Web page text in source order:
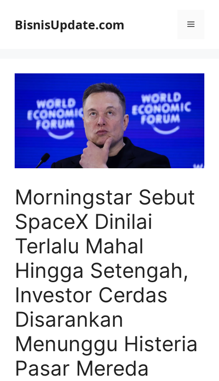
BisnisUpdate.com Menu
Morningstar Sebut
SpaceX Dinilai
Terlalu Mahal
Hingga Setengah,
Investor Cerdas
Disarankan
Menunggu Histeria
Pasar Mereda